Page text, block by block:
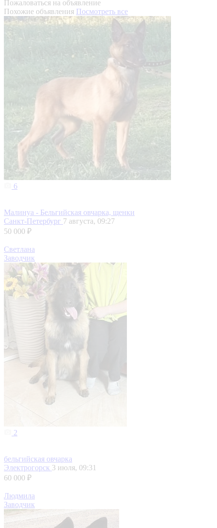
Пожаловаться на объявление
Похожие объявления Посмотреть все
6
Малинуа - Бельгийская овчарка, щенки
Санкт-Петербург 7 августа, 09:27
50 000 ₽
Светлана
Заводчик
2
бельгийская овчарка
Электрогорск 3 июля, 09:31
60 000 ₽
Людмила
Заводчик